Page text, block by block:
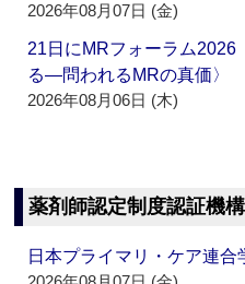
2026年08月07日 (金)
21日にMRフォーラム2026
る―問われるMRの真価〉
2026年08月06日 (木)
薬剤師認定制度認証機
日本プライマリ・ケア連